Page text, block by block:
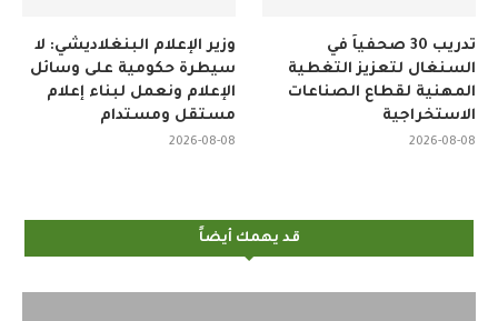
وزير الإعلام البنغلاديشي: لا
سيطرة حكومية على وسائل
الإعلام ونعمل لبناء إعلام
مستقل ومستدام
2026-08-08
تدريب 30 صحفياً في
السنغال لتعزيز التغطية
المهنية لقطاع الصناعات
الاستخراجية
2026-08-08
قد يهمك أيضاً